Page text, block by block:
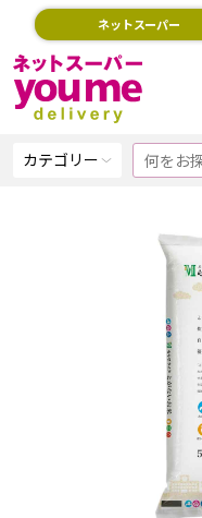
ネットスーパー
カテゴリー